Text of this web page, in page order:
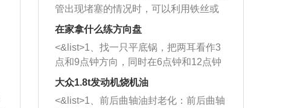
管出现堵塞的情况时，可以利用铁丝或
者是细棍，直接将杂物给取出来，如果
堵塞情况比较严重，也可以采取应急措
施。 <&list>2、直接利用木棍将所有的
杂物推到排气管里面的位置处，然后将
三元催化器拆解开，就可以将堵塞的东
西取出来。但如果是因为积碳过多引起
在家拿什么练方向盘
<&list>1、找一只平底锅，把两耳看作3
点和9点钟方向，同时在6点钟和12点钟
方向做一个标记。 <&list>2、双手握住
一圈半的练习，往右同样也要打相同的
大众1.8t发动机烧机油
<&list>1、前后曲轴油封老化：前后曲轴